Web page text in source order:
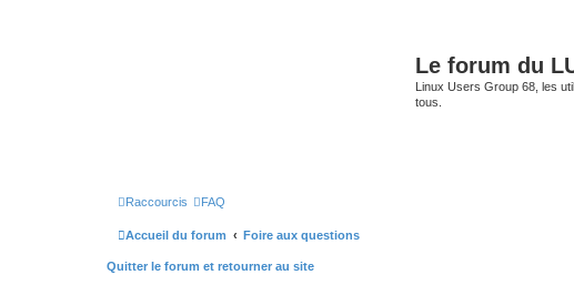
Le forum du
Linux Users Group 68, les
tous.
Raccourcis FAQ
Accueil du forum Foire aux questions
Quitter le forum et retourner au site